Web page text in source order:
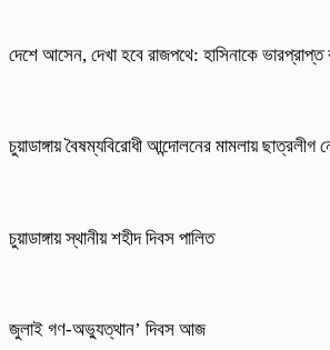
দেশে আসেন, দেখা হবে রাজপথে: হাসিনাকে ভারপ্রাপ্ত
চুয়াডাঙ্গায় বৈষম্যবিরোধী আন্দোলনের মামলায় ছাত্রলীগ
চুয়াডাঙ্গায় স্থানীয় শহীদ দিবস পা‌লিত
জুলাই গণ-অভ্যুত্থান’ দিবস আজ